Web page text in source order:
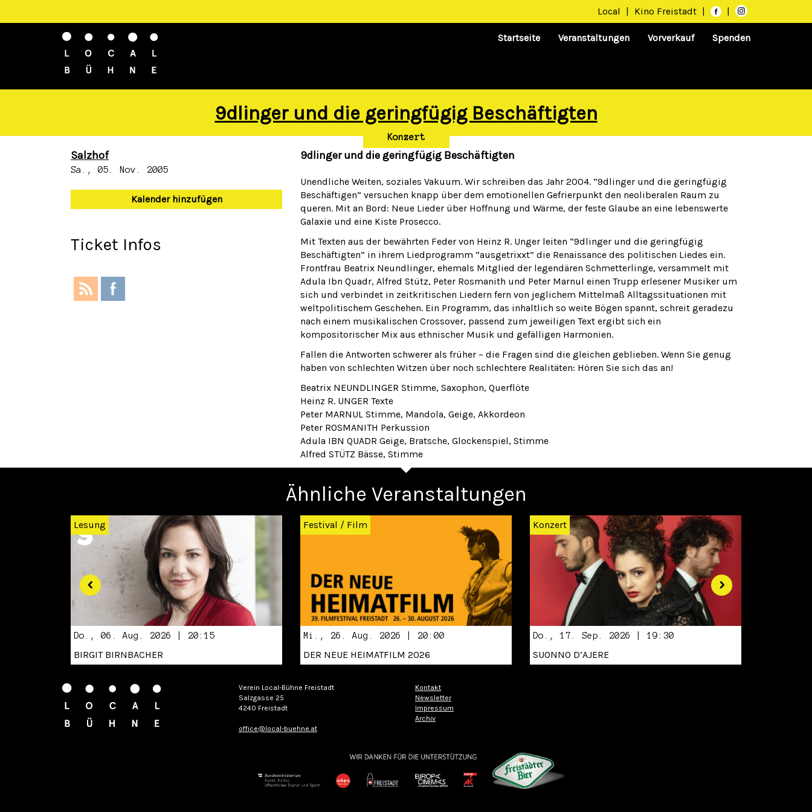
Local | Kino Freistadt | |
Startseite Veranstaltungen Vorverkauf Spenden
9dlinger und die geringfügig Beschäftigten
Konzert
Salzhof
Sa., 05. Nov. 2005
Kalender hinzufügen
Ticket Infos
9dlinger und die geringfügig Beschäftigten
Unendliche Weiten, soziales Vakuum. Wir schreiben das Jahr 2004. “9dlinger und die geringfügig
Beschäftigen” versuchen knapp über dem emotionellen Gefrierpunkt den neoliberalen Raum zu
queren. Mit an Bord: Neue Lieder über Hoffnung und Wärme, der feste Glaube an eine lebenswerte
Galaxie und eine Kiste Prosecco.
Mit Texten aus der bewährten Feder von Heinz R. Unger leiten “9dlinger und die geringfügig
Beschäftigten” in ihrem Liedprogramm “ausgetrixxt” die Renaissance des politischen Liedes ein.
Frontfrau Beatrix Neundlinger, ehemals Mitglied der legendären Schmetterlinge, versammelt mit
Adula Ibn Quadr, Alfred Stütz, Peter Rosmanith und Peter Marnul einen Trupp erlesener Musiker um
sich und verbindet in zeitkritischen Liedern fern von jeglichem Mittelmaß Alltagssituationen mit
weltpolitischem Geschehen. Ein Programm, das inhaltlich so weite Bögen spannt, schreit geradezu
nach einem musikalischen Crossover, passend zum jeweiligen Text ergibt sich ein
kompositorischer Mix aus ethnischer Musik und gefälligen Harmonien.
Fallen die Antworten schwerer als früher – die Fragen sind die gleichen geblieben. Wenn Sie genug
haben von schlechten Witzen über noch schlechtere Realitäten: Hören Sie sich das an!
Beatrix NEUNDLINGER Stimme, Saxophon, Querflöte
Heinz R. UNGER Texte
Peter MARNUL Stimme, Mandola, Geige, Akkordeon
Peter ROSMANITH Perkussion
Adula IBN QUADR Geige, Bratsche, Glockenspiel, Stimme
Alfred STÜTZ Bässe, Stimme
Ähnliche Veranstaltungen
Lesung
Do., 06. Aug. 2026 | 20:15
BIRGIT BIRNBACHER
Festival / Film
Mi., 26. Aug. 2026 | 20:00
DER NEUE HEIMATFILM 2026
Konzert
Do., 17. Sep. 2026 | 19:30
SUONNO D’AJERE
Verein Local-Bühne Freistadt
Salzgasse 25
4240 Freistadt
office@local-buehne.at
Kontakt
Newsletter
Impressum
Archiv